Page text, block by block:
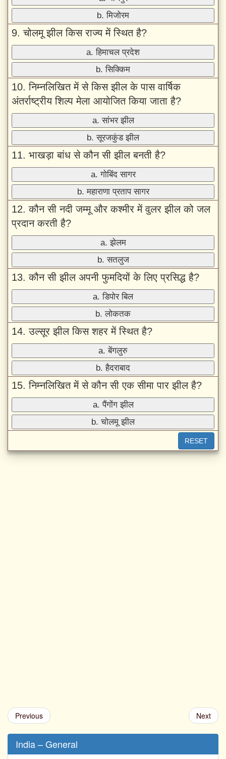
b. मिजोरम
9. चोलमू झील किस राज्य में स्थित है?
a. हिमाचल प्रदेश
b. सिक्किम
10. निम्नलिखित में से किस झील के पास वार्षिक
अंतर्राष्ट्रीय शिल्प मेला आयोजित किया जाता है?
a. सांभर झील
b. सूरजकुंड झील
11. भाखड़ा बांध से कौन सी झील बनती है?
a. गोबिंद सागर
b. महाराणा प्रताप सागर
12. कौन सी नदी जम्मू और कश्मीर में वुलर झील को जल
प्रदान करती है?
a. झेलम
b. सतलुज
13. कौन सी झील अपनी फुमदियों के लिए प्रसिद्ध है?
a. डिपोर बिल
b. लोकतक
14. उल्सूर झील किस शहर में स्थित है?
a. बेंगलुरु
b. हैदराबाद
15. निम्नलिखित में से कौन सी एक सीमा पार झील है?
a. पैंगोंग झील
b. चोलमू झील
RESET
Previous Next
India – General